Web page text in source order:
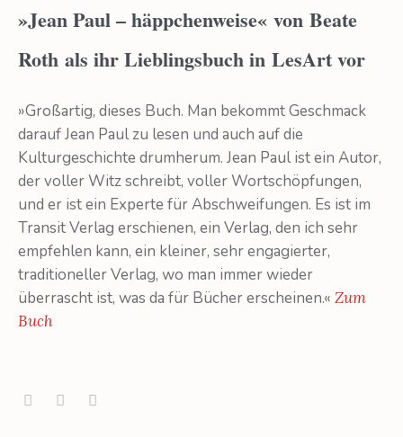
»Jean Paul – häppchenweise« von Beate
Roth als ihr Lieblingsbuch in LesArt vor
»Großartig, dieses Buch. Man bekommt Geschmack
darauf Jean Paul zu lesen und auch auf die
Kulturgeschichte drumherum. Jean Paul ist ein Autor,
der voller Witz schreibt, voller Wortschöpfungen,
und er ist ein Experte für Abschweifungen. Es ist im
Transit Verlag erschienen, ein Verlag, den ich sehr
empfehlen kann, ein kleiner, sehr engagierter,
traditioneller Verlag, wo man immer wieder
überrascht ist, was da für Bücher erscheinen.« Zum
Buch